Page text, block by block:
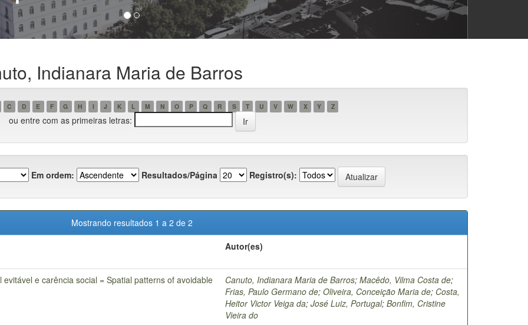
Indianara Maria de Barros
C D E F G H I J K L M N O P Q R S T U V W X Y Z
ou entre com as primeiras letras:
Em ordem: Resultados/Página Registro(s):
Mostrando resultados 1 a 2 de 2
Autor(es)
e carência social = Spatial patterns of avoidable
Canuto, Indianara Maria de Barros; Macêdo, Vilma Costa de;
Frias, Paulo Germano de; Oliveira, Conceição Maria de; Costa,
Heitor Victor Veiga da; José Luiz, Portugal; Bonfim, Cristine
Vieira do